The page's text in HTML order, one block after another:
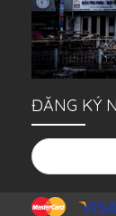
ĐĂNG KÝ